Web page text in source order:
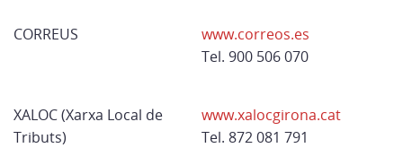
CORREUS
www.correos.es
Tel. 900 506 070
XALOC (Xarxa Local de
Tributs)
www.xalocgirona.cat
Tel. 872 081 791